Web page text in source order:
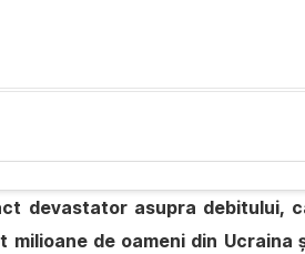
devastator asupra debitului,
de oameni din